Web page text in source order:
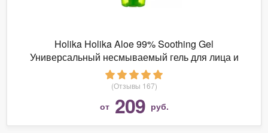
Holika Holika Aloe 99% Soothing Gel
Универсальный несмываемый гель для лица и
тела
(Отзывы 167)
от 209 руб.